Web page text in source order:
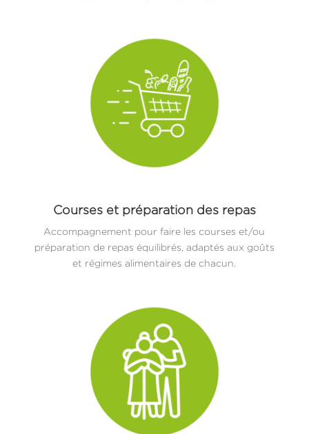
Courses et préparation des repas
Accompagnement pour faire les courses et/ou
préparation de repas équilibrés, adaptés aux goûts
et régimes alimentaires de chacun.